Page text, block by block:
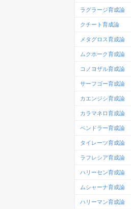
ラグラージ育成論
クチート育成論
メタグロス育成論
ムクホーク育成論
コノヨザル育成論
サーフゴー育成論
カエンジシ育成論
カラマネロ育成論
ペンドラー育成論
タイレーツ育成論
ラフレシア育成論
ハリーセン育成論
ムシャーナ育成論
ハリーマン育成論